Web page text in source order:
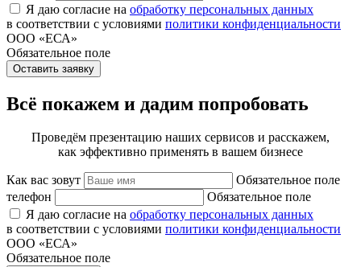
Я даю согласие на обработку персональных данных
в соответствии с условиями политики конфиденциальности
ООО «ЕСА»
Обязательное поле
Оставить заявку
Всё покажем и дадим попробовать
Проведём презентацию наших сервисов и расскажем,
как эффективно применять в вашем бизнесе
Как вас зовут
Обязательное поле
телефон
Обязательное поле
Я даю согласие на обработку персональных данных
в соответствии с условиями политики конфиденциальности
ООО «ЕСА»
Обязательное поле